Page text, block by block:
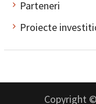
Parteneri
Proiecte
Copyright